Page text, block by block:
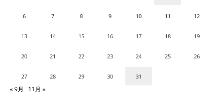
6 7 8 9 10 11 12
13 14 15 16 17 18 19
20 21 22 23 24 25 26
27 28 29 30 31
« 9月 11月 »